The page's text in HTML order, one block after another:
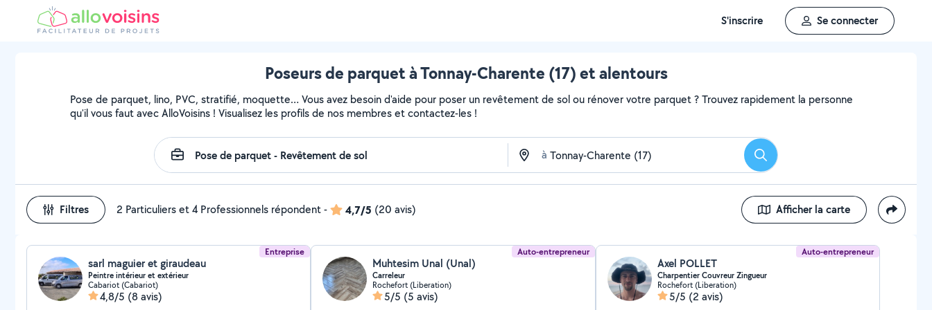
S'inscrire Se connecter
Poseurs de parquet à Tonnay-Charente (17) et alentours
Pose de parquet, lino, PVC, stratifié, moquette… Vous avez besoin d'aide pour poser un revêtement de sol ou rénover votre parquet ? Trouvez rapidement la personne
qu'il vous faut avec AlloVoisins ! Visualisez les profils de nos membres et contactez-les !
à Rechercher
Filtres 2 Particuliers et 4 Professionnels répondent- 4,7/5 (20 avis) Afficher la carte
Entreprise
sarl maguier et giraudeau
Peintre intérieur et extérieur
Cabariot (Cabariot)
4,8/5 (8 avis)
Auto-entrepreneur
Muhtesim Unal (Unal)
Carreleur
Rochefort (Liberation)
5/5 (5 avis)
Auto-entrepreneur
Axel POLLET
Charpentier Couvreur Zingueur
Rochefort (Liberation)
5/5 (2 avis)